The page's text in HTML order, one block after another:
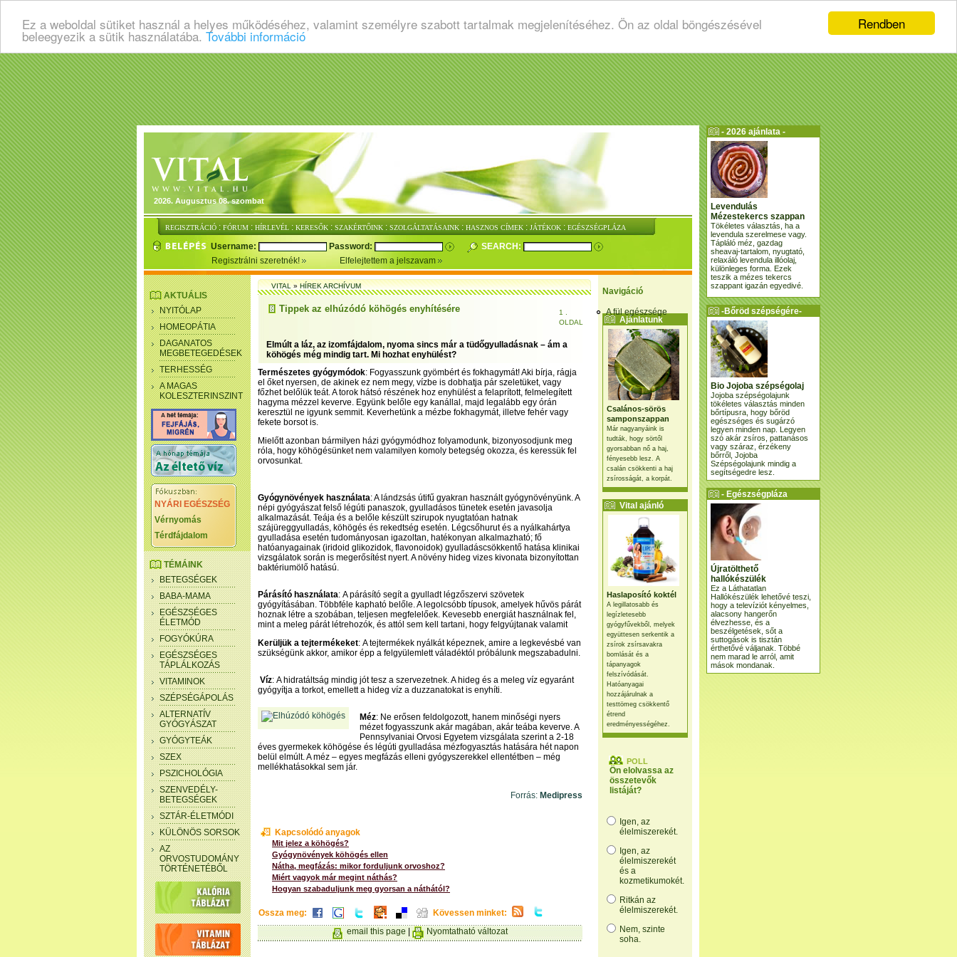
Rendben
Ez a weboldal sütiket használ a helyes működéséhez, valamint személyre szabott tartalmak megjelenítéséhez. Ön az oldal böngészésével
beleegyezik a sütik használatába. További információ
2026. Augusztus 08. szombat
REGISZTRÁCIÓ : FÓRUM : HÍRLEVÉL : KERESŐK : SZAKÉRTŐINK : SZOLGÁLTATÁSAINK : HASZNOS CÍMEK : JÁTÉKOK : EGÉSZSÉGPLÁZA
Username: Password:
SEARCH:
Regisztrálni szeretnék!
Elfelejtettem a jelszavam
Navigáció
A fül egészsége
Ajánlatunk
Csalános-sörös
samponszappan
Már nagyanyáink is
tudták, hogy sörtől
gyorsabban nő a haj,
fényesebb lesz. A
csalán csökkenti a haj
zsírosságát, a korpát.
Vital ajánló
Haslaposító koktél
A legillatosabb és
legízletesebb
gyógyfűvekből, melyek
együttesen serkentik a
zsírok zsírsavakra
bomlását és a
tápanyagok
felszívódását.
Hatóanyagai
hozzájárulnak a
testtömeg csökkentő
étrend
eredményességéhez.
POLL
Ön elolvassa az
összetevők
listáját?
Igen, az
élelmiszerekét.
Igen, az
élelmiszerekét
és a
kozmetikumokét.
Ritkán az
élelmiszerekét.
Nem, szinte
soha.
AKTUÁLIS
NYITÓLAP
HOMEOPÁTIA
DAGANATOS
MEGBETEGEDÉSEK
TERHESSÉG
A MAGAS
KOLESZTERINSZINT
NYÁRI EGÉSZSÉG
Vérnyomás
Térdfájdalom
TÉMÁINK
BETEGSÉGEK
BABA-MAMA
EGÉSZSÉGES
ÉLETMÓD
FOGYÓKÚRA
EGÉSZSÉGES
TÁPLÁLKOZÁS
VITAMINOK
SZÉPSÉGÁPOLÁS
ALTERNATÍV
GYÓGYÁSZAT
GYÓGYTEÁK
SZEX
PSZICHOLÓGIA
SZENVEDÉLY-
BETEGSÉGEK
SZTÁR-ÉLETMÓDI
KÜLÖNÖS SORSOK
AZ
ORVOSTUDOMÁNY
TÖRTÉNETÉBŐL
VITAL»HÍREK ARCHÍVUM
Tippek az elhúzódó köhögés enyhítésére
1 .
OLDAL
Elmúlt a láz, az izomfájdalom, nyoma sincs már a tüdőgyulladásnak – ám a
köhögés még mindig tart. Mi hozhat enyhülést?
Természetes gyógymódok: Fogyasszunk gyömbért és fokhagymát! Aki bírja, rágja
el őket nyersen, de akinek ez nem megy, vízbe is dobhatja pár szeletüket, vagy
főzhet belőlük teát. A torok hátsó részének hoz enyhülést a felaprított, felmelegített
hagyma mézzel keverve. Együnk belőle egy kanállal, majd legalább egy órán
keresztül ne igyunk semmit. Keverhetünk a mézbe fokhagymát, illetve fehér vagy
fekete borsot is.
Mielőtt azonban bármilyen házi gyógymódhoz folyamodunk, bizonyosodjunk meg
róla, hogy köhögésünket nem valamilyen komoly betegség okozza, és keressük fel
orvosunkat.
Gyógynövények használata: A lándzsás útifű gyakran használt gyógynövényünk. A
népi gyógyászat felső légúti panaszok, gyulladásos tünetek esetén javasolja
alkalmazását. Teája és a belőle készült szirupok nyugtatóan hatnak
szájüreggyulladás, köhögés és rekedtség esetén. Légcsőhurut és a nyálkahártya
gyulladása esetén tudományosan igazoltan, hatékonyan alkalmazható; fő
hatóanyagainak (iridoid glikozidok, flavonoidok) gyulladáscsökkentő hatása klinikai
vizsgálatok során is megerősítést nyert. A növény hideg vizes kivonata bizonyítottan
baktériumölő hatású.
Párásító használata: A párásító segít a gyulladt légzőszervi szövetek
gyógyításában. Többféle kapható belőle. A legolcsóbb típusok, amelyek hűvös párát
hoznak létre a szobában, teljesen megfelelőek. Kevesebb energiát használnak fel,
mint a meleg párát létrehozók, és attól sem kell tartani, hogy felgyújtanak valamit
Kerüljük a tejtermékeket: A tejtermékek nyálkát képeznek, amire a legkevésbé van
szükségünk akkor, amikor épp a felgyülemlett váladéktól próbálunk megszabadulni.
Víz: A hidratáltság mindig jót tesz a szervezetnek. A hideg és a meleg víz egyaránt
gyógyítja a torkot, emellett a hideg víz a duzzanatokat is enyhíti.
Méz: Ne erősen feldolgozott, hanem minőségi nyers
mézet fogyasszunk akár magában, akár teába keverve. A
Pennsylvaniai Orvosi Egyetem vizsgálata szerint a 2-18
éves gyermekek köhögése és légúti gyulladása mézfogyasztás hatására hét napon
belül elmúlt. A méz – egyes megfázás elleni gyógyszerekkel ellentétben – még
mellékhatásokkal sem jár.
Forrás: Medipress
Kapcsolódó anyagok
Mit jelez a köhögés?
Gyógynövények köhögés ellen
Nátha, megfázás: mikor forduljunk orvoshoz?
Miért vagyok már megint náthás?
Hogyan szabaduljunk meg gyorsan a náthától?
Ossza meg:
Kövessen minket:
email this page
Nyomtatható változat
- 2026 ajánlata -
Levendulás
Mézestekercs szappan
Tökéletes választás, ha a
levendula szerelmese vagy.
Tápláló méz, gazdag
sheavaj-tartalom, nyugtató,
relaxáló levendula illóolaj,
különleges forma. Ezek
teszik a mézes tekercs
szappant igazán egyedivé.
-Bőröd szépségére-
Bio Jojoba szépségolaj
Jojoba szépségolajunk
tökéletes választás minden
bőrtípusra, hogy bőröd
egészséges és sugárzó
legyen minden nap. Legyen
szó akár zsíros, pattanásos
vagy száraz, érzékeny
bőrről, Jojoba
Szépségolajunk mindig a
segítségedre lesz.
- Egészségpláza
ajánlatunk -
Újratölthető
hallókészülék
Ez a Láthatatlan
Hallókészülék lehetővé teszi,
hogy a televíziót kényelmes,
alacsony hangerőn
élvezhesse, és a
beszélgetések, sőt a
suttogások is tisztán
érthetővé váljanak. Többé
nem marad le arról, amit
mások mondanak.